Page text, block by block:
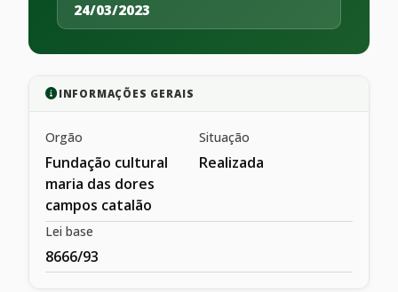
24/03/2023
INFORMAÇÕES GERAIS
Orgão
Fundação cultural
maria das dores
campos catalão
Situação
Realizada
Lei base
8666/93